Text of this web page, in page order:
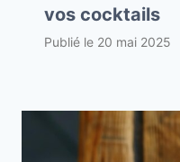
vos cocktails
Publié le 20 mai 2025